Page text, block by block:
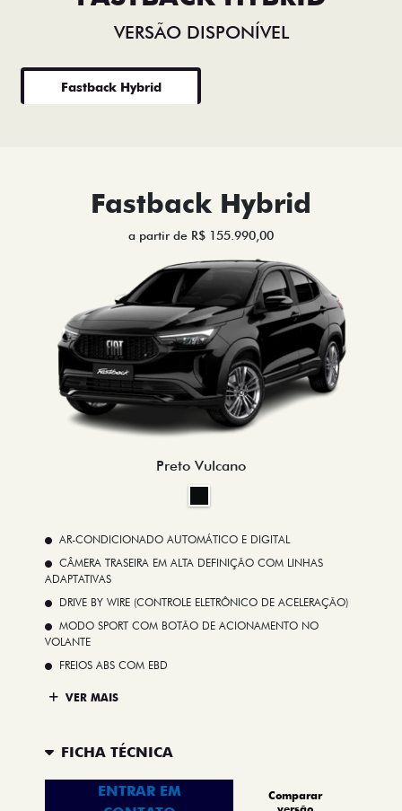
VERSÃO DISPONÍVEL
Fastback Hybrid
Fastback Hybrid
a partir de R$ 155.990,00
Preto Vulcano
AR-CONDICIONADO AUTOMÁTICO E DIGITAL
CÂMERA TRASEIRA EM ALTA DEFINIÇÃO COM LINHAS
ADAPTATIVAS
DRIVE BY WIRE (CONTROLE ELETRÔNICO DE ACELERAÇÃO)
MODO SPORT COM BOTÃO DE ACIONAMENTO NO
VOLANTE
FREIOS ABS COM EBD
VER MAIS
FICHA TÉCNICA
ENTRAR EM
Comparar